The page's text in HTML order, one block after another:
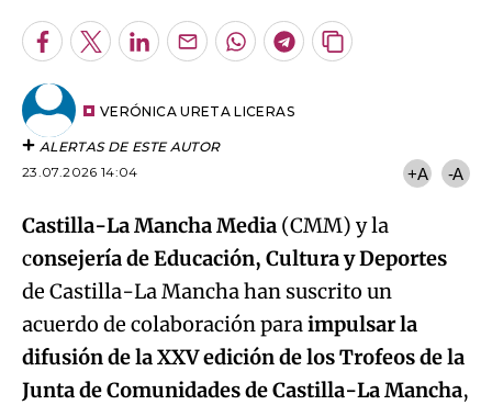
Facebook
TwitterLinkedInEnviarWhatsapp
Telegram
Copiar
VERÓNICA URETA LICERAS
ALERTAS DE ESTE AUTOR
23.07.2026 14:04
+A -A
Castilla-La Mancha Media (CMM) y la
consejería de Educación, Cultura y Deportes
de Castilla-La Mancha han suscrito un
acuerdo de colaboración paraimpulsar la
difusión de la XXV edición de los Trofeos de la
Junta de Comunidades de Castilla-La Mancha,